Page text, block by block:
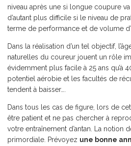
niveau après une si longue coupure
d’autant plus difficile si le niveau de
terme de performance et de volume
Dans la réalisation d’un tel objectif,
naturelles du coureur jouent un rôle
évidemment plus facile à 25 ans qu’à
potentiel aérobie et les facultés de
tendent à baisser….
Dans tous les cas de figure, lors de
être patient et ne pas chercher à
votre entraînement d’antan. La notion
primordiale. Prévoyez une bonne